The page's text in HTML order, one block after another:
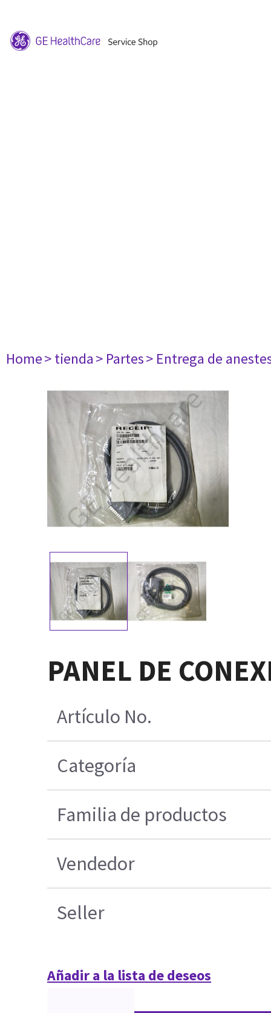
Home> tienda> Partes> Entrega de
PANEL DE
Artículo No.
Categoría
Familia de productos
Vendedor
Seller
Añadir a la lista de deseos